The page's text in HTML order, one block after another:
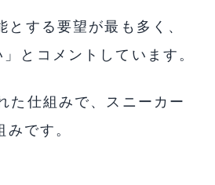
する要望が最も多く、
とコメントしています。
た仕組みで、スニーカー
です。